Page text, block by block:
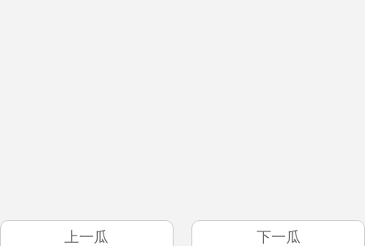
上一瓜 下一瓜